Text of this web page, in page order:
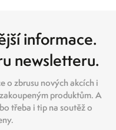
informace.
newsletteru.
o zbrusu nových akcích i
produktům. A
třeba i tip na soutěž o